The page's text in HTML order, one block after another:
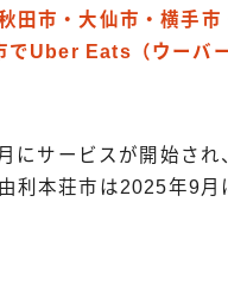
田市・大仙市・横手市
でUber Eats（ウーバ
にサービスが開始され
利本荘市は2025年9月